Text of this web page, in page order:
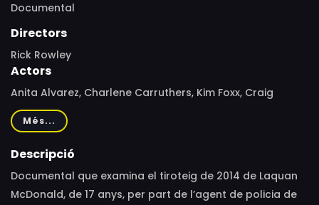
Documental
Directors
Rick Rowley
Actors
Anita Alvarez, Charlene Carruthers, Kim Foxx, Craig
Futterson, Garry McCarthy, Laquan McDonald
Més...
Descripció
Documental que examina el tiroteig de 2014 de Laquan
McDonald, de 17 anys, per part de l’agent de policia de